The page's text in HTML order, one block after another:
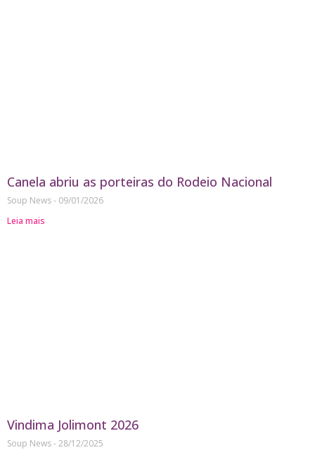
Canela abriu as porteiras do Rodeio Nacional
Soup News
09/01/2026
Leia mais
Vindima Jolimont 2026
Soup News 28/12/2025